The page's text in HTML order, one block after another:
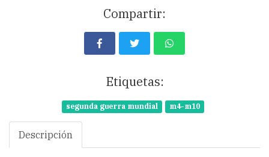
Compartir:
Etiquetas:
segunda guerra mundial m4-m10
Descripción